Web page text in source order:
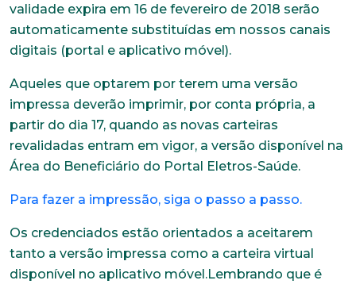
validade expira em 16 de fevereiro de 2018 serão
automaticamente substituídas em nossos canais
digitais (portal e aplicativo móvel).
Aqueles que optarem por terem uma versão
impressa deverão imprimir, por conta própria, a
partir do dia 17, quando as novas carteiras
revalidadas entram em vigor, a versão disponível na
Área do Beneficiário do Portal Eletros-Saúde.
Para fazer a impressão, siga o passo a passo.
Os credenciados estão orientados a aceitarem
tanto a versão impressa como a carteira virtual
disponível no aplicativo móvel.Lembrando que é